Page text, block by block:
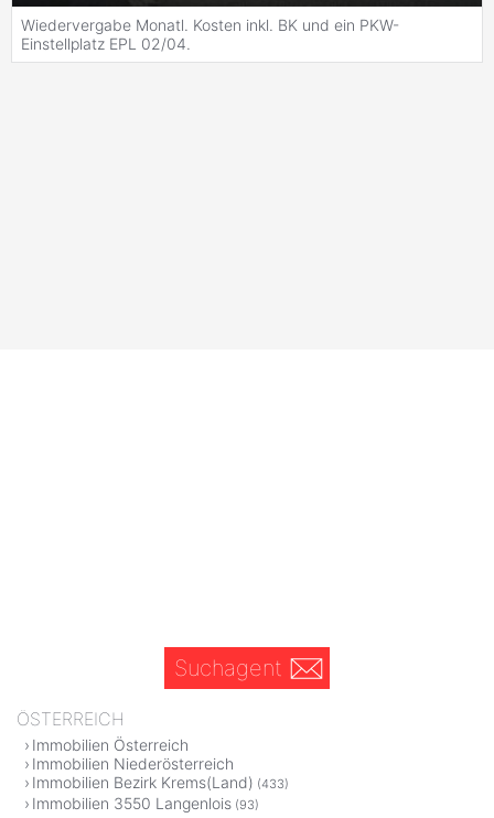
Wiedervergabe Monatl. Kosten inkl. BK und ein PKW-
Einstellplatz EPL 02/04.
Suchagent
ÖSTERREICH
Immobilien Österreich
Immobilien Niederösterreich
Immobilien Bezirk Krems(Land) (433)
Immobilien 3550 Langenlois (93)